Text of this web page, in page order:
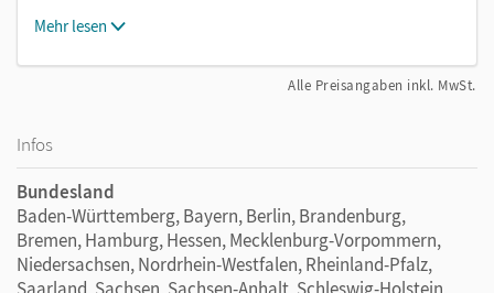
Mehr lesen
Alle Preisangaben inkl. MwSt.
Infos
Bundesland
Baden-Württemberg, Bayern, Berlin, Brandenburg,
Bremen, Hamburg, Hessen, Mecklenburg-Vorpommern,
Niedersachsen, Nordrhein-Westfalen, Rheinland-Pfalz,